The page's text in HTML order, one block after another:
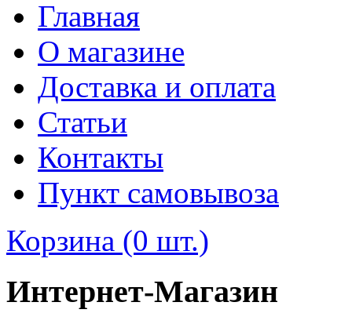
Главная
О магазине
Доставка и оплата
Статьи
Контакты
Пункт самовывоза
Корзина (0 шт.)
Интернет-Магазин